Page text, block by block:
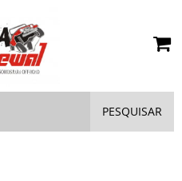
PESQUISAR